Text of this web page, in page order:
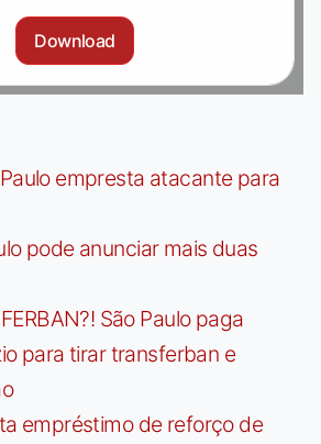
Download
Paulo empresta atacante para
pode anunciar mais duas
São Paulo paga
para tirar transferban e
empréstimo de reforço de